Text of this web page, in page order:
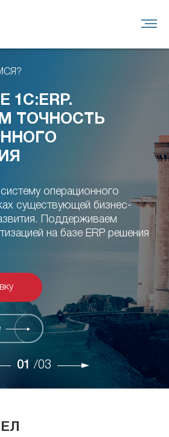
1С:ERP.
ТОЧНОСТЬ
операционного
существующей бизнес-
Поддерживаем
на базе ERP решения
01 /03